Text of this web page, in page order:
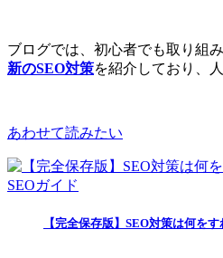
ブログでは、初心者でも取り組
新のSEO対策を紹介しており、
あわせて読みたい
【完全保存版】SEO対策は何を